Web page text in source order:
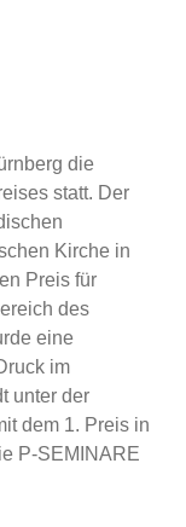
die
statt. Der
Kirche in
Preis für
des
eine
im
unter der
dem 1. Preis in
P-SEMINARE